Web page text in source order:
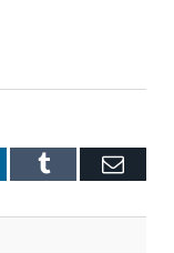
Tumblr E-